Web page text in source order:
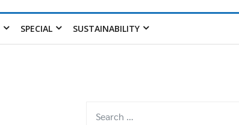
SPECIAL SUSTAINABILITY